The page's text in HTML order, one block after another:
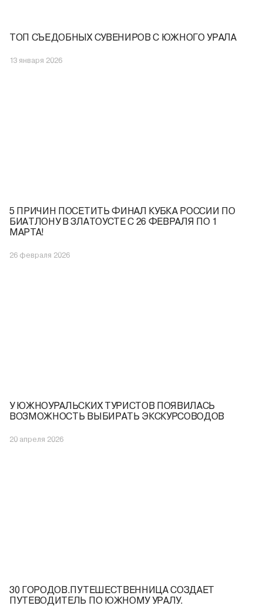
ТОП СЪЕДОБНЫХ СУВЕНИРОВ С ЮЖНОГО УРАЛА
13 января 2026
5 ПРИЧИН ПОСЕТИТЬ ФИНАЛ КУБКА РОССИИ ПО
БИАТЛОНУ В ЗЛАТОУСТЕ С 26 ФЕВРАЛЯ ПО 1
МАРТА!
26 февраля 2026
У ЮЖНОУРАЛЬСКИХ ТУРИСТОВ ПОЯВИЛАСЬ
ВОЗМОЖНОСТЬ ВЫБИРАТЬ ЭКСКУРСОВОДОВ
20 апреля 2026
30 ГОРОДОВ.ПУТЕШЕСТВЕННИЦА СОЗДАЕТ
ПУТЕВОДИТЕЛЬ ПО ЮЖНОМУ УРАЛУ.